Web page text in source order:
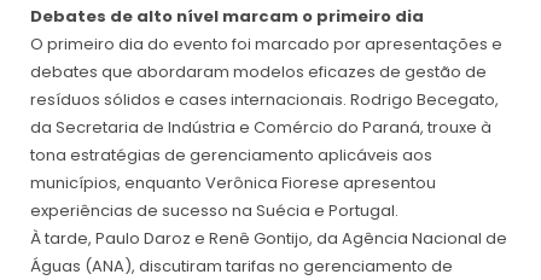
Debates de alto nível marcam o primeiro dia
O primeiro dia do evento foi marcado por apresentações e
debates que abordaram modelos eficazes de gestão de
resíduos sólidos e cases internacionais. Rodrigo Becegato,
da Secretaria de Indústria e Comércio do Paraná, trouxe à
tona estratégias de gerenciamento aplicáveis aos
municípios, enquanto Verônica Fiorese apresentou
experiências de sucesso na Suécia e Portugal.
À tarde, Paulo Daroz e Renê Gontijo, da Agência Nacional de
Águas (ANA), discutiram tarifas no gerenciamento de